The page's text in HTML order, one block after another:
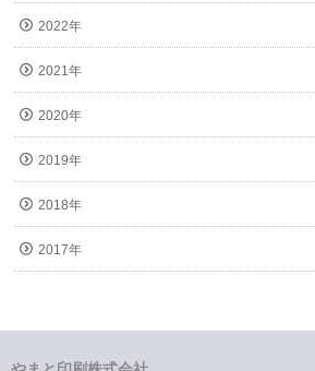
2022年
2021年
2020年
2019年
2018年
2017年